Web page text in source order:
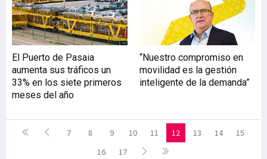
El Puerto de Pasaia
aumenta sus tráficos un
33% en los siete primeros
meses del año
“Nuestro compromiso en
movilidad es la gestión
inteligente de la demanda”
7 8 9 10 11 12 13 14
15
16
17